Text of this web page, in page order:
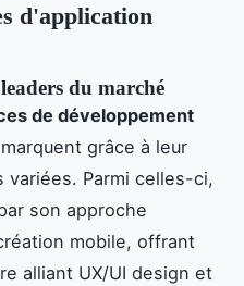
d'application
du marché
de développement
grâce à leur
Parmi celles-ci,
son approche
mobile, offrant
alliant UX/UI design et